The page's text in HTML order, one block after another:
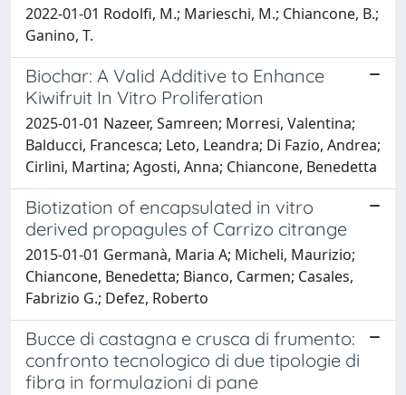
2022-01-01 Rodolfi, M.; Marieschi, M.; Chiancone, B.;
Ganino, T.
Biochar: A Valid Additive to Enhance
Kiwifruit In Vitro Proliferation
2025-01-01 Nazeer, Samreen; Morresi, Valentina;
Balducci, Francesca; Leto, Leandra; Di Fazio, Andrea;
Cirlini, Martina; Agosti, Anna; Chiancone, Benedetta
Biotization of encapsulated in vitro
derived propagules of Carrizo citrange
2015-01-01 Germanà, Maria A; Micheli, Maurizio;
Chiancone, Benedetta; Bianco, Carmen; Casales,
Fabrizio G.; Defez, Roberto
Bucce di castagna e crusca di frumento:
confronto tecnologico di due tipologie di
fibra in formulazioni di pane